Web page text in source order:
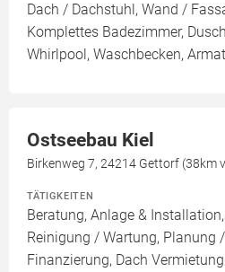
Dach / Dachstuhl, Wand /
Komplettes Badezimmer,
Whirlpool, Waschbecken,
Ostseebau Kiel
Birkenweg 7, 24214 Gettorf (38km
TÄTIGKEITEN
Beratung, Anlage &
Reinigung / Wartung, Planung
Finanzierung, Dach